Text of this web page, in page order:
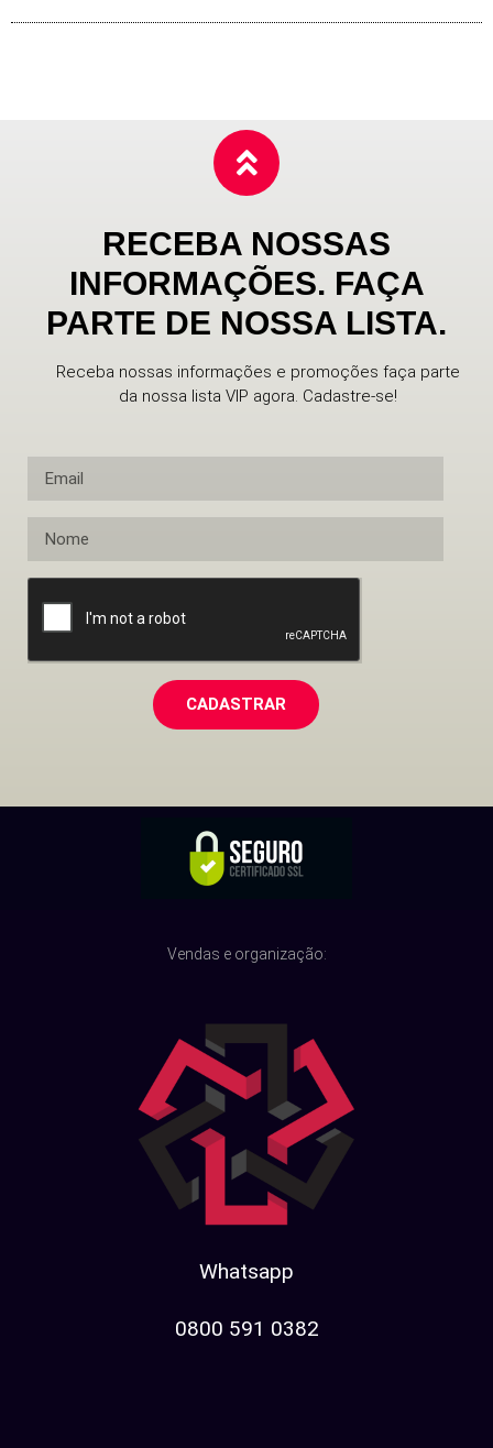
RECEBA NOSSAS
INFORMAÇÕES. FAÇA
PARTE DE NOSSA LISTA.
Receba nossas informações e promoções faça parte
da nossa lista VIP agora. Cadastre-se!
CADASTRAR
Vendas e organização:
Whatsapp
0800 591 0382​